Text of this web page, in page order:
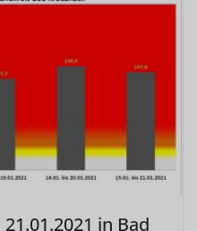
in Bad